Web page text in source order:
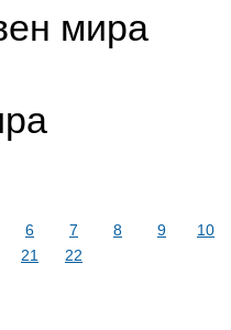
мира
6 7 8 9
10
21 22